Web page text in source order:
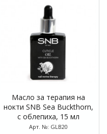
Масло за терапия на
нокти SNB Sea Buckthorn,
с облепиха, 15 мл
Арт. №: GLB20